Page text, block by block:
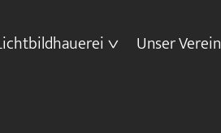
Unser Verein